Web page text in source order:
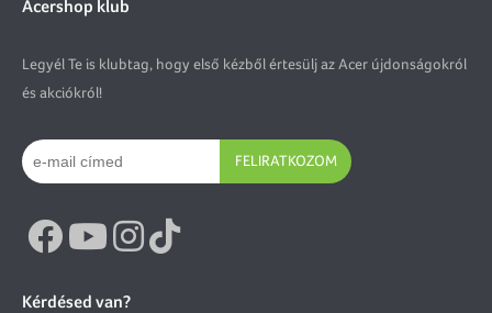
Acershop klub
Legyél Te is klubtag, hogy első kézből értesülj az Acer újdonságokról
és akciókról!
FELIRATKOZOM
Kérdésed van?